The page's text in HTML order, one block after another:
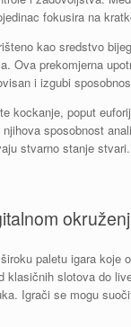
fokusira na
kao sredstvo
Ova prekomjerna
i izgubi
kockanje, poput
sposobnost
stvarno stanje stvari.
paletu igara koje
klasičnih slotova do
Igrači se mogu